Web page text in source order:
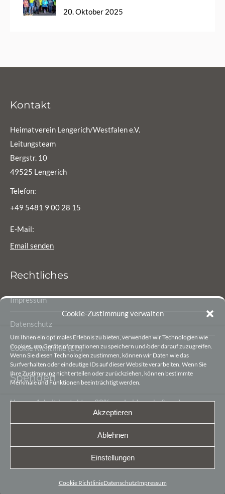
Cookie-Zustimmung verwalten
Um Ihnen ein optimales Erlebnis zu bieten, verwenden wir Technologien wie
Cookies, um Geräteinformationen zu speichern und/oder darauf zuzugreifen.
Wenn Sie diesen Technologien zustimmen, können wir Daten wie das
Surfverhalten oder eindeutige IDs auf dieser Website verarbeiten. Wenn Sie
Ihre Zustimmung nicht erteilen oder zurückziehen, können bestimmte
Merkmale und Funktionen beeinträchtigt werden.
Akzeptieren
Ablehnen
Einstellungen
Cookie RichtlinieDatenschutzImpressum
20. Oktober 2025
Kontakt
Heimatverein Lengerich/Westfalen e.V.
Leitungsteam
Bergstr. 10
49525 Lengerich
Telefon:
+49 5481 9 00 28 15
E-Mail:
Email senden
Rechtliches
Impressum
Datenschutz
Cookie Richtlinie (EU)
Spenden
Unsere Arbeit besteht zu 90% aus Leidenschaft und
Begeisterung. Die letzten 10% sind finanzielle Mittel, damit
wir unsere Arbeit gestalten können.
Sie möchten den Heimatverein Lengerich e.V. unterstützen?
Kontoverbindungen und Details hier ↗